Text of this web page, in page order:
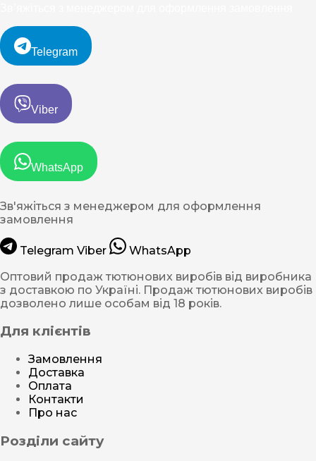
Telegram
Viber
WhatsApp
Зв'яжіться з менеджером для оформлення
замовлення
Telegram Viber
WhatsApp
Оптовий продаж тютюнових виробів від виробника
з доставкою по Україні. Продаж тютюнових виробів
дозволено лише особам від 18 років.
Для клієнтів
Замовлення
Доставка
Оплата
Контакти
Про нас
Розділи сайту